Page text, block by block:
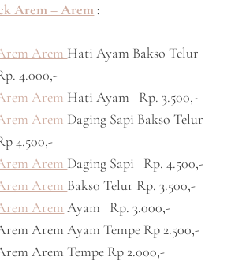
Arem – Arem :
Arem Hati Ayam Bakso Telur
4.000,-
Arem Hati Ayam Rp. 3.500,-
Arem Daging Sapi Bakso Telur
4.500,-
Arem Daging Sapi Rp. 4.500,-
Arem Bakso Telur Rp. 3.500,-
Arem Ayam Rp. 3.000,-
Arem Ayam Tempe Rp 2.500,-
Arem Tempe Rp 2.000,-